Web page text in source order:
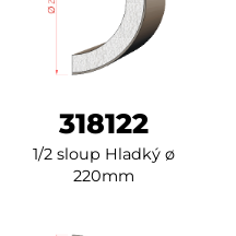
318122
1/2 sloup Hladký ø
220mm